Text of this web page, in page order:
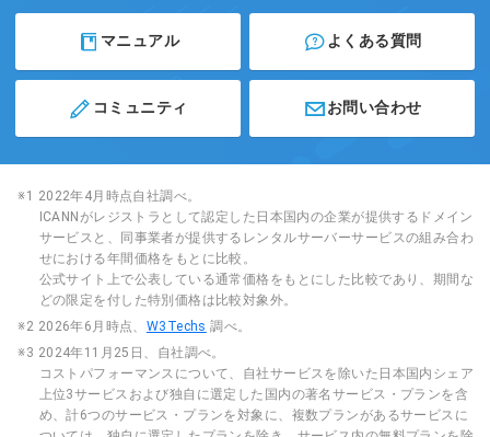
マニュアル よくある質問
コミュニティ お問い合わせ
※1 2022年4月時点自社調べ。
ICANNがレジストラとして認定した日本国内の企業が提供するドメイン
サービスと、同事業者が提供するレンタルサーバーサービスの組み合わ
せにおける年間価格をもとに比較。
公式サイト上で公表している通常価格をもとにした比較であり、期間な
どの限定を付した特別価格は比較対象外。
※2 2026年6月時点、 W3Techs 調べ。
※3 2024年11月25日、自社調べ。
コストパフォーマンスについて、自社サービスを除いた日本国内シェア
上位3サービスおよび独自に選定した国内の著名サービス・プランを含
め、計6つのサービス・プランを対象に、複数プランがあるサービスに